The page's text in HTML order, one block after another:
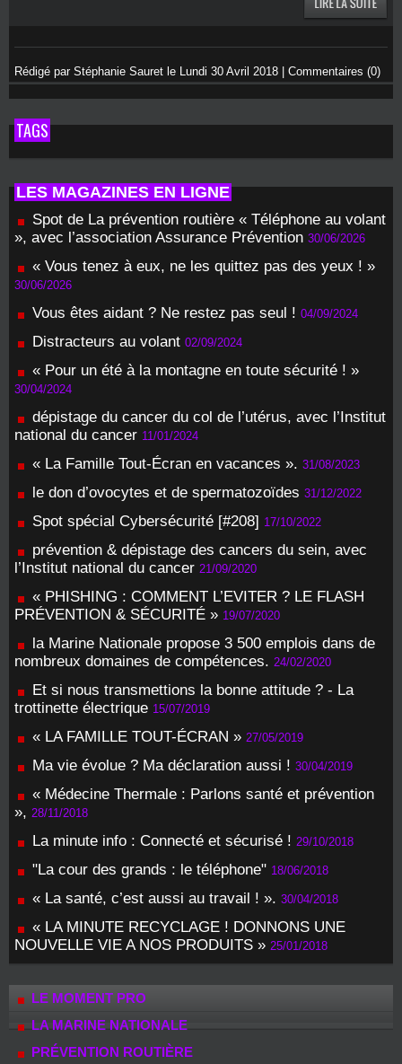
Rédigé par Stéphanie Sauret le Lundi 30 Avril 2018 Commentaires (0)
TAGS
LES MAGAZINES EN LIGNE
Spot de La prévention routière « Téléphone au volant
», avec l’association Assurance Prévention 30/06/2026
« Vous tenez à eux, ne les quittez pas des yeux ! »
30/06/2026
Vous êtes aidant ? Ne restez pas seul ! 04/09/2024
Distracteurs au volant 02/09/2024
« Pour un été à la montagne en toute sécurité ! »
30/04/2024
dépistage du cancer du col de l’utérus, avec l’Institut
national du cancer 11/01/2024
« La Famille Tout-Écran en vacances ». 31/08/2023
le don d’ovocytes et de spermatozoïdes 31/12/2022
Spot spécial Cybersécurité [#208] 17/10/2022
prévention & dépistage des cancers du sein, avec
l’Institut national du cancer 21/09/2020
« PHISHING : COMMENT L’EVITER ? LE FLASH
PRÉVENTION & SÉCURITÉ » 19/07/2020
la Marine Nationale propose 3 500 emplois dans de
nombreux domaines de compétences. 24/02/2020
Et si nous transmettions la bonne attitude ? - La
trottinette électrique 15/07/2019
« LA FAMILLE TOUT-ÉCRAN » 27/05/2019
Ma vie évolue ? Ma déclaration aussi ! 30/04/2019
« Médecine Thermale : Parlons santé et prévention
», 28/11/2018
La minute info : Connecté et sécurisé ! 29/10/2018
"La cour des grands : le téléphone" 18/06/2018
« La santé, c’est aussi au travail ! ». 30/04/2018
« LA MINUTE RECYCLAGE ! DONNONS UNE
NOUVELLE VIE A NOS PRODUITS » 25/01/2018
LE MOMENT PRO
LA MARINE NATIONALE
PRÉVENTION ROUTIÈRE